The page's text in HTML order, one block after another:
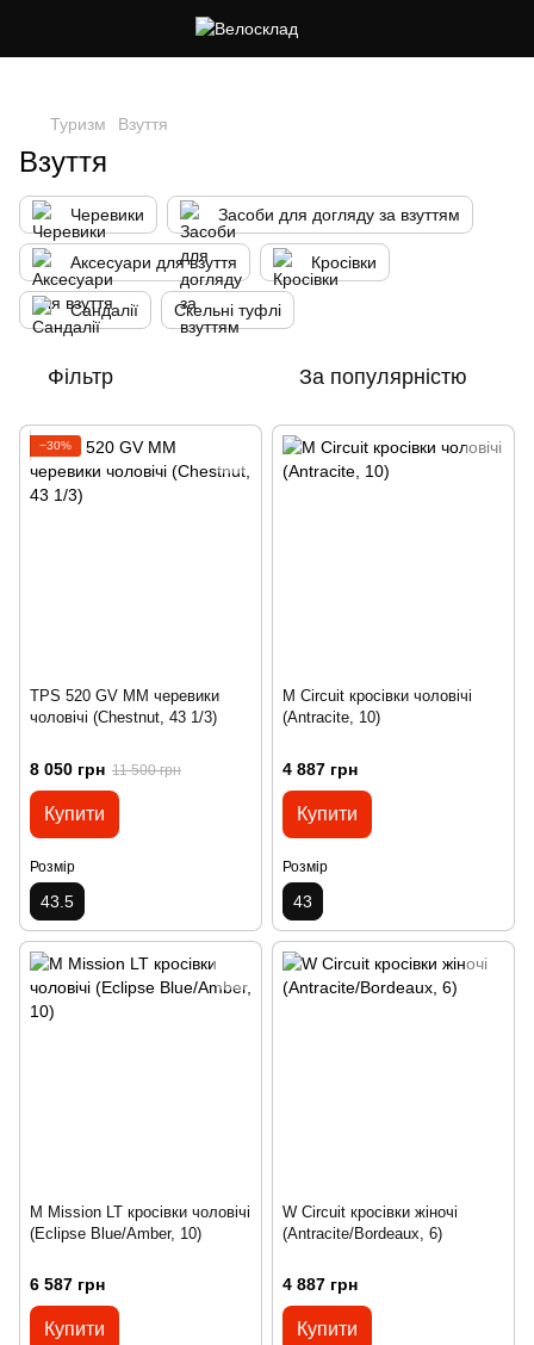
Туризм Взуття
Взуття
Черевики Засоби для догляду за взуттям
Аксесуари для взуття Кросівки
Сандалії Скельні туфлі
Фільтр За популярністю
−30%
TPS 520 GV MM черевики
чоловічі (Chestnut, 43 1/3)
8 050 грн 11 500 грн
Купити
Розмір
43.5
M Circuit кросівки чоловічі
(Antracite, 10)
4 887 грн
Купити
Розмір
43
M Mission LT кросівки чоловічі
(Eclipse Blue/Amber, 10)
6 587 грн
Купити
W Circuit кросівки жіночі
(Antracite/Bordeaux, 6)
4 887 грн
Купити